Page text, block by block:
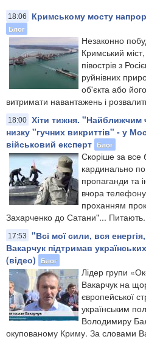
18:06 Кримському мосту
Блог
Незаконно
Кримський
півострів з
руйнівних
об'єкта або
витримати навантажень і
18:00 Хіти тижня. "Найближчим
низку "гучних викриттів" - у
військовий експерт Блог
Скоріше за все
кардинально
пропаганди та
вчора
проханням
Захарченко до Сатани"...
17:53
"Всі мої сили, вся
Вакарчук підтримав
(відео)
Блог
Лідер групи
Вакарчук на
європейської
українським
Володимиру
окупованому Криму. За словами